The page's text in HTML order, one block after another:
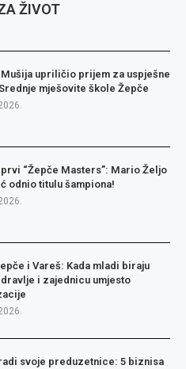
ŽIVOT
upriličio prijem za uspješne
mješovite škole Žepče
“Žepče Masters”: Mario Željo
odnio titulu šampiona!
i Vareš: Kada mladi biraju
i zajednicu umjesto
svoje preduzetnice: 5 biznisa